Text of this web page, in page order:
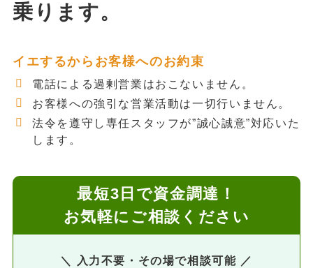
乗ります。
イエするからお客様へのお約束
電話による過剰営業はおこないません。
お客様への強引な営業活動は一切行いません。
法令を遵守し専任スタッフが”誠心誠意”対応いた
します。
最短3日で資金調達！
お気軽にご相談ください
＼ 入力不要・その場で相談可能 ／